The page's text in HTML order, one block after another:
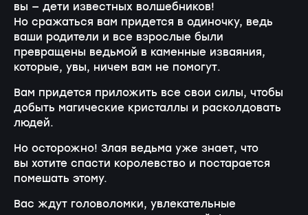
вы — дети известных волшебников!
Но сражаться вам придется в одиночку, ведь
ваши родители и все взрослые были
превращены ведьмой в каменные изваяния,
которые, увы, ничем вам не помогут.
Вам придется приложить все свои силы, чтобы
добыть магические кристаллы и расколдовать
людей.
Но осторожно! Злая ведьма уже знает, что
вы хотите спасти королевство и постарается
помешать этому.
Вас ждут головоломки, увлекательные